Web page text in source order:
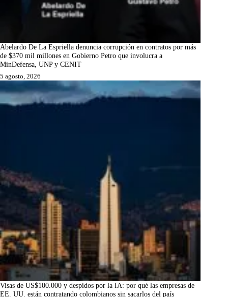
Abelardo De La Espriella denuncia corrupción en contratos por más
de $370 mil millones en Gobierno Petro que involucra a
MinDefensa, UNP y CENIT
5 agosto, 2026
Visas de US$100.000 y despidos por la IA: por qué las empresas de
EE. UU. están contratando colombianos sin sacarlos del país